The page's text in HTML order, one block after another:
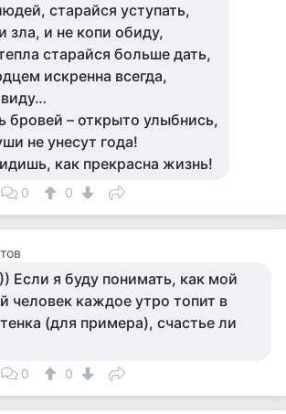
старайся уступать,
зла, и не копи обиду,
старайся больше дать,
искренна всегда,
бровей – открыто улыбнись,
не унесут года!
как прекрасна жизнь!
0 0
Если я буду понимать, как мой
человек каждое утро топит в
(для примера), счастье ли
0 0